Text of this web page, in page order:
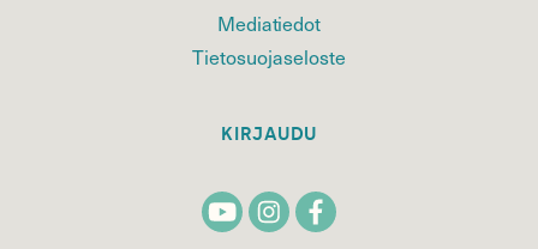
Mediatiedot
Tietosuojaseloste
KIRJAUDU